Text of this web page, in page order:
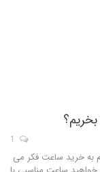
به خرید ساعت فکر می